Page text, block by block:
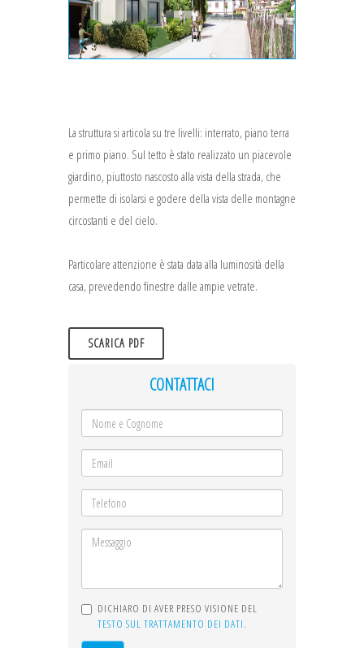
La struttura si articola su tre livelli: interrato, piano terra
e primo piano. Sul tetto è stato realizzato un piacevole
giardino, piuttosto nascosto alla vista della strada, che
permette di isolarsi e godere della vista delle montagne
circostanti e del cielo.
Particolare attenzione è stata data alla luminosità della
casa, prevedendo finestre dalle ampie vetrate.
SCARICA PDF
CONTATTACI
DICHIARO DI AVER PRESO VISIONE DEL
TESTO SUL TRATTAMENTO DEI DATI.